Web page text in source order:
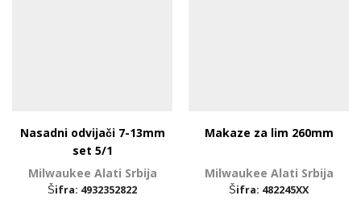
Nasadni odvijači 7-13mm
set 5/1
Milwaukee Alati Srbija
Šifra: 4932352822
Makaze za lim 260mm
Milwaukee Alati Srbija
Šifra: 482245XX